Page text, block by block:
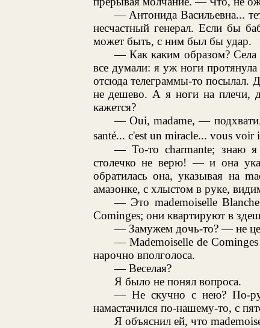
— Антонида Васильевна...
несчастный генерал. Если бы
может быть, с ним был бы удар.
— Как каким образом? Села
все думали: я уж ноги
отсюда телеграммы-то посылал.
не дешево. А я ноги на плечи,
кажется?
— Oui, madame, —
santé... c'est un miracle... vous voir
— То-то charmante; знаю я
столечко не верю! — и она
обратилась она, указывая на
амазонке, с хлыстом в руке,
— Это mademoiselle
Cominges; они квартируют в
— Замужем дочь-то? — не
— Mademoiselle de
нарочно вполголоса.
— Веселая?
Я было не понял вопроса.
— Не скучно с нею? По-
намастачился по-нашему-то, с
Я объяснил ей, что